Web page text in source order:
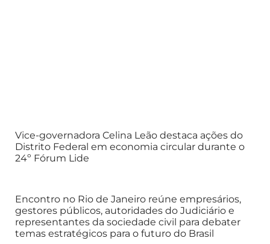
Vice-governadora Celina Leão destaca ações do
Distrito Federal em economia circular durante o
24º Fórum Lide
Encontro no Rio de Janeiro reúne empresários,
gestores públicos, autoridades do Judiciário e
representantes da sociedade civil para debater
temas estratégicos para o futuro do Brasil